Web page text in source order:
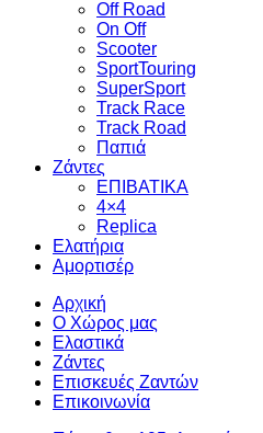
Off Road
On Off
Scooter
SportTouring
SuperSport
Track Race
Track Road
Παπιά
Ζάντες
ΕΠΙΒΑΤΙΚΑ
4×4
Replica
Ελατήρια
Αμορτισέρ
Αρχική
Ο Χώρος μας
Ελαστικά
Ζάντες
Επισκευές Ζαντών
Επικοινωνία